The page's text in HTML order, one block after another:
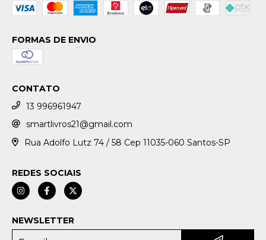
FORMAS DE ENVIO
CONTATO
13 996961947
smartlivros21@gmail.com
Rua Adolfo Lutz 74 / 58 Cep 11035-060 Santos-SP
REDES SOCIAIS
NEWSLETTER